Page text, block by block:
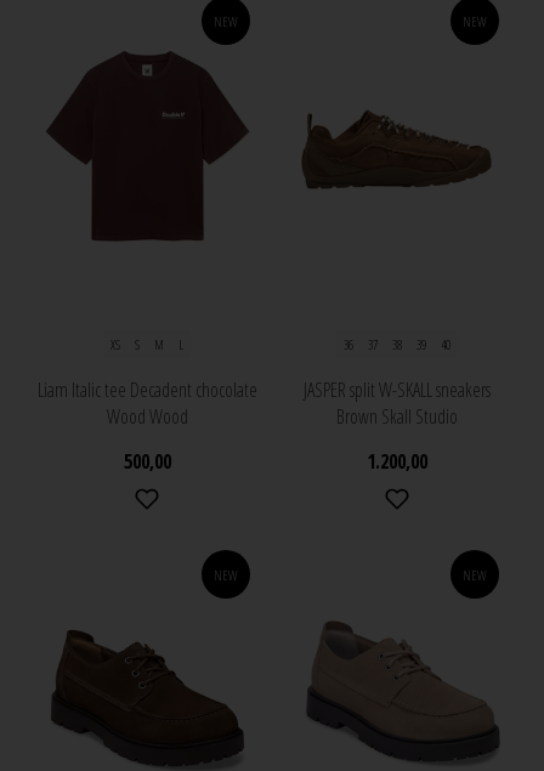
NEW
XS S M L
Liam Italic tee Decadent chocolate
Wood Wood
500,00
NEW
36 37 38 39 40
JASPER split W-SKALL sneakers
Brown Skall Studio
1.200,00
NEW NEW